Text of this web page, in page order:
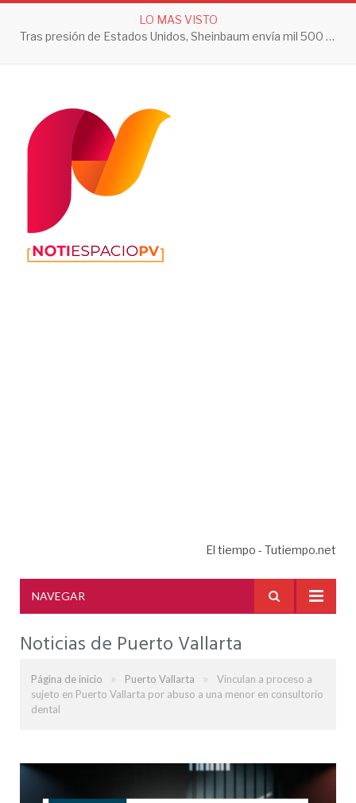
LO MAS VISTO
Tras presión de Estados Unidos, Sheinbaum envía mil 500 soldados a Michoacán
El tiempo - Tutiempo.net
NAVEGAR
Noticias de Puerto Vallarta
Página de inicio » Puerto Vallarta »
Vinculan a proceso a
sujeto en Puerto Vallarta por abuso a una menor en consultorio
dental